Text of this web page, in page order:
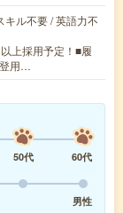
キル不要 / 英語力不
上採用予定！■履
用…
50代
60代
男性